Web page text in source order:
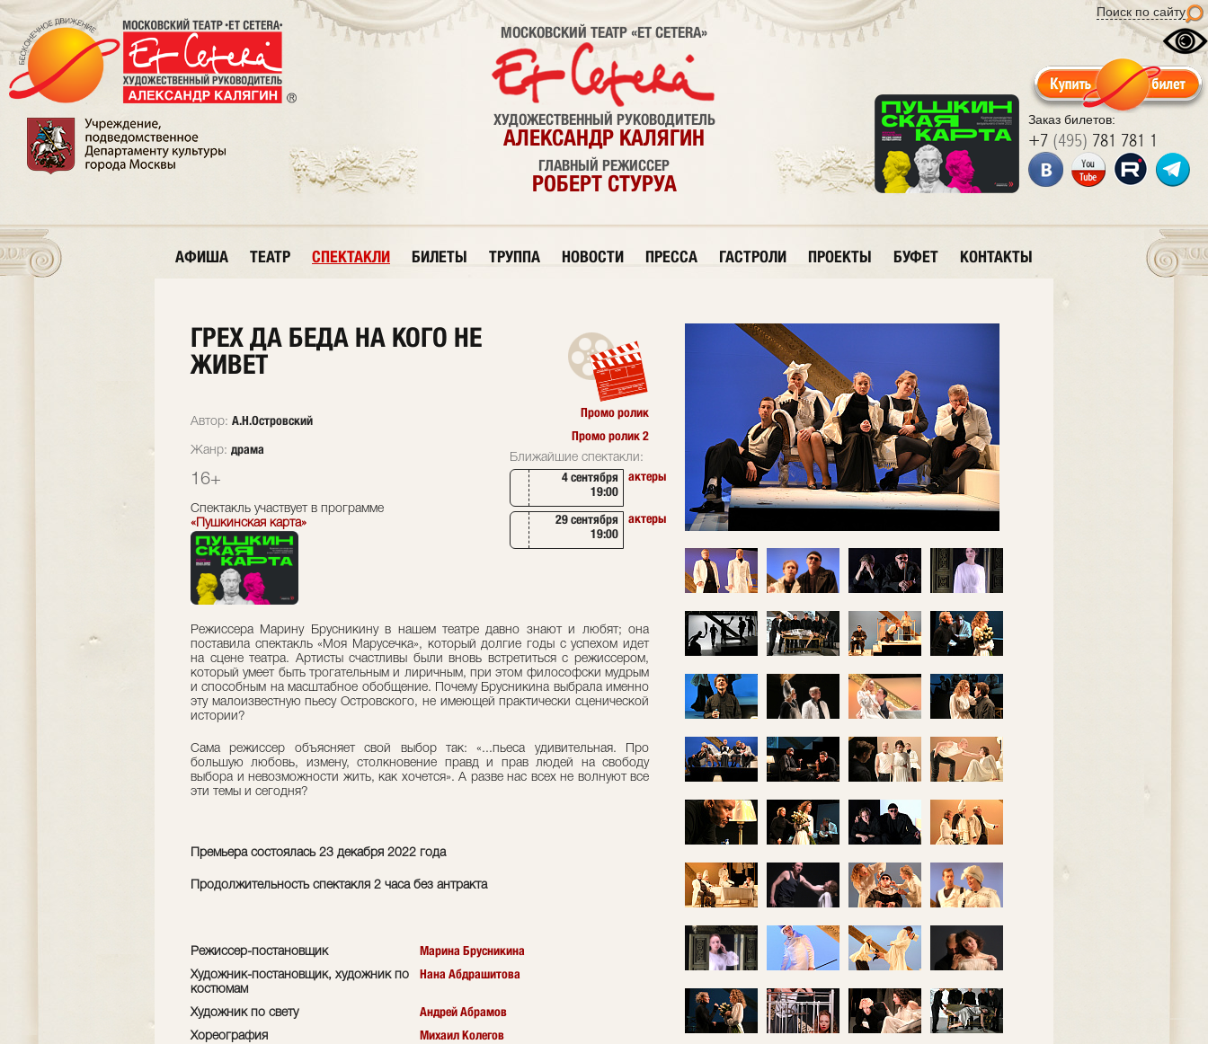
Поиск по сайту
Заказ билетов:
+7 (495) 781 781 1
МОСКОВСКИЙ ТЕАТР «ET CETERA»
ХУДОЖЕСТВЕННЫЙ РУКОВОДИТЕЛЬ
АЛЕКСАНДР КАЛЯГИН
ГЛАВНЫЙ РЕЖИССЕР
РОБЕРТ СТУРУА
АФИША ТЕАТР СПЕКТАКЛИ БИЛЕТЫ ТРУППА НОВОСТИ ПРЕССА ГАСТРОЛИ ПРОЕКТЫ БУФЕТ КОНТАКТЫ
Промо ролик
Промо ролик 2
Ближайшие спектакли:
4 сентября
19:00
актеры
29 сентября
19:00
актеры
ГРЕХ ДА БЕДА НА КОГО НЕ
ЖИВЕТ
Автор: А.Н.Островский
Жанр: драма
16+
Спектакль участвует в программе
«Пушкинская карта»
Режиссера Марину Брусникину в нашем театре давно знают и любят; она
поставила спектакль «Моя Марусечка», который долгие годы с успехом идет
на сцене театра. Артисты счастливы были вновь встретиться с режиссером,
который умеет быть трогательным и лиричным, при этом философски мудрым
и способным на масштабное обобщение. Почему Брусникина выбрала именно
эту малоизвестную пьесу Островского, не имеющей практически сценической
истории?
Сама режиссер объясняет свой выбор так: «...пьеса удивительная. Про
большую любовь, измену, столкновение правд и прав людей на свободу
выбора и невозможности жить, как хочется». А разве нас всех не волнуют все
эти темы и сегодня?
Премьера состоялась 23 декабря 2022 года
Продолжительность спектакля 2 часа без антракта
Режиссер-постановщик Марина Брусникина
Художник-постановщик, художник по
костюмам
Нана Абдрашитова
Художник по свету Андрей Абрамов
Хореография Михаил Колегов